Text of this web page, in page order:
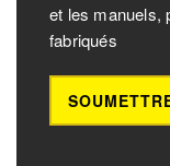
et les manuels,
fabriqués